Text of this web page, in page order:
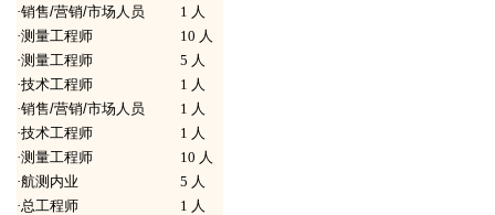
·销售/营销/市场人员
1 人
·测量工程师
10 人
·测量工程师
5 人
·技术工程师
1 人
·销售/营销/市场人员
1 人
·技术工程师
1 人
·测量工程师
10 人
·航测内业
5 人
·总工程师
1 人